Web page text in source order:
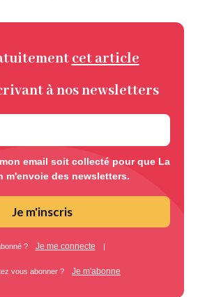
cet article
à nos newsletters
email soit collecté pour que La
m'envoie des newsletters.
Je m'inscris
? Je me connecte |
vous abonner ? Je m'abonne